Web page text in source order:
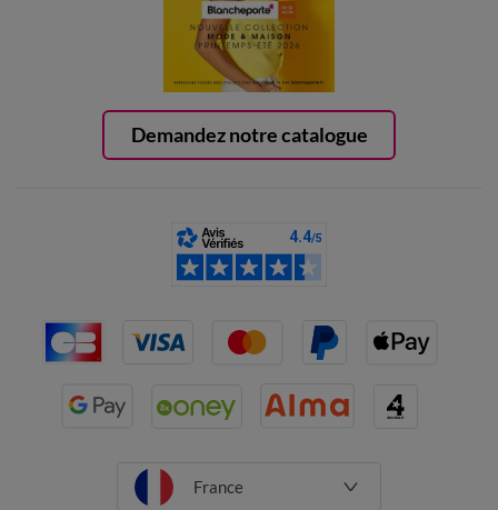
Demandez notre catalogue
France